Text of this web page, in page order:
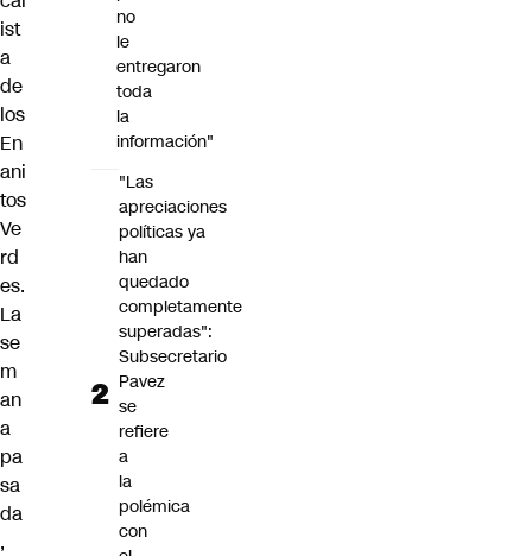
ist
a
de
los
En
ani
tos
Ve
rd
es.
La
se
m
an
a
pa
sa
da
,
no
le
entregaron
toda
la
información"
"Las
apreciaciones
políticas ya
han
quedado
completamente
superadas":
Subsecretario
Pavez
se
refiere
a
la
polémica
con